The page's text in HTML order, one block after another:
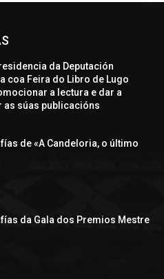
da Deputación
coa Feira do Libro de Lugo
a lectura e dar a
as súas publicacións
de «A Candeloria, o último
da Gala dos Premios Mestre